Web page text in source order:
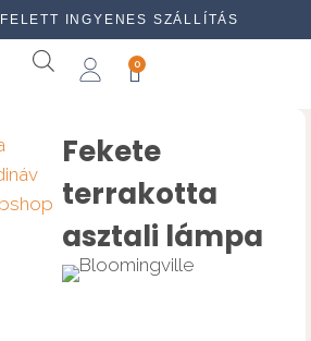
FELETT INGYENES SZÁLLÍTÁS
0
Fekete
terrakotta
asztali lámpa